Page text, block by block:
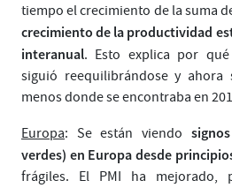
tiempo el crecimiento de la suma
crecimiento de la productividad
interanual. Esto explica por
siguió reequilibrándose y ahora
menos donde se encontraba en
Europa: Se están viendo
verdes) en Europa desde
frágiles. El PMI ha mejorado,